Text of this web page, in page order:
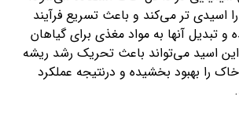
اسیدی تر می‌کند و باعث تسریع فرآیند
و تبدیل آنها به مواد مغذی برای گیاهان
اسید می‌تواند باعث تحریک رشد ریشه
را بهبود بخشیده و درنتیجه عملکرد